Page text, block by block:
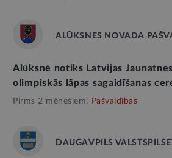
ALŪKSNES NOVADA
Alūksnē notiks Latvijas
olimpiskās lāpas sagaidīšanas
Pirms 2 mēnešiem, Pašvaldības
DAUGAVPILS